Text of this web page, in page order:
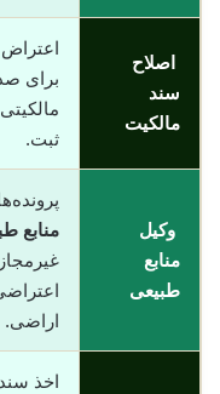
اصلاح
سند
مالکیت
برای
ثبت.
وکیل
منابع
طبیعی
منابع
اراضی.
اخذ